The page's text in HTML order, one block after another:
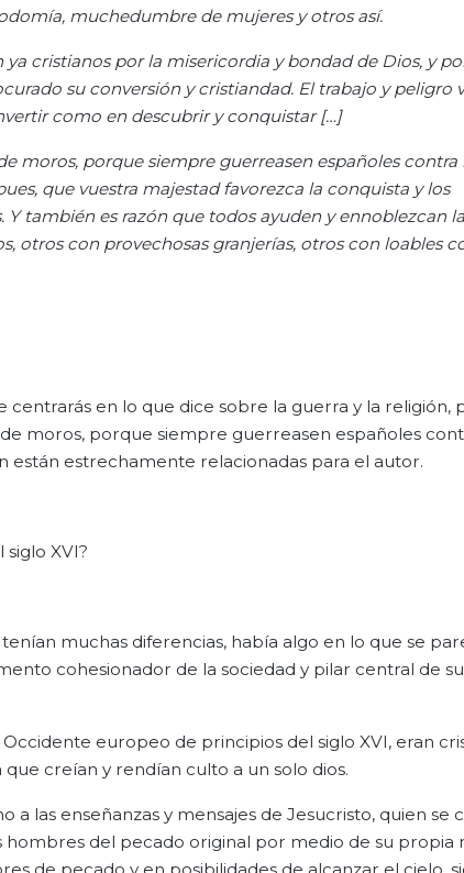
muchedumbre de mujeres y otros así.
cristianos por la misericordia y bondad de Dios, y
su conversión y cristiandad. El trabajo y peligro
como en descubrir y conquistar […]
moros, porque siempre guerreasen españoles contra
que vuestra majestad favorezca la conquista y los
también es razón que todos ayuden y ennoblezcan
otros con provechosas granjerías, otros con loables
en lo que dice sobre la guerra y la religión,
moros, porque siempre guerreasen españoles
están estrechamente relacionadas para el autor.
XVI?
muchas diferencias, había algo en lo que se
cohesionador de la sociedad y pilar central de
europeo de principios del siglo XVI, eran
creían y rendían culto a un solo dios.
las enseñanzas y mensajes de Jesucristo, quien se
hombres del pecado original por medio de su propia